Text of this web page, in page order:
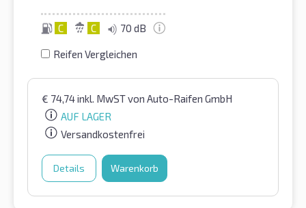
C C 70 dB
Reifen Vergleichen
€ 74,74inkl. MwSTvon Auto-Raifen GmbH
AUF LAGER
Versandkostenfrei
Details Warenkorb